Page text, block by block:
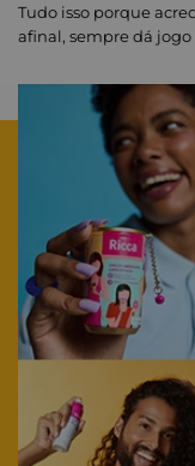
Tudo isso porque
afinal, sempre dá jogo